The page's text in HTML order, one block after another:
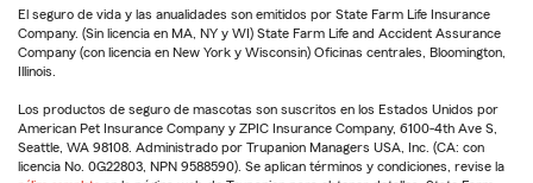
El seguro de vida y las anualidades son emitidos por State Farm Life Insurance
Company. (Sin licencia en MA, NY y WI) State Farm Life and Accident Assurance
Company (con licencia en New York y Wisconsin) Oficinas centrales, Bloomington,
Illinois.
Los productos de seguro de mascotas son suscritos en los Estados Unidos por
American Pet Insurance Company y ZPIC Insurance Company, 6100-4th Ave S,
Seattle, WA 98108. Administrado por Trupanion Managers USA, Inc. (CA: con
licencia No. 0G22803, NPN 9588590). Se aplican términos y condiciones, revise la